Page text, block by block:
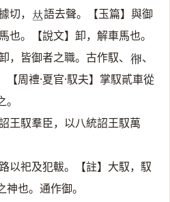
切， 𠀤語去聲。【玉篇】與御
也。【說文】卸，解車馬也。
，皆御者之職。古作馭、 𢓷 、
周禮·夏官·馭夫】掌馭貳車從
王馭羣臣，以八統詔王馭萬
以祀及犯軷。【註】大馭，馭
也。通作御。